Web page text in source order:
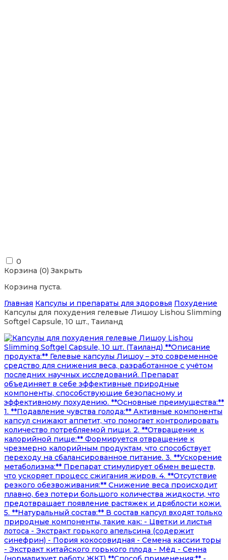
0
Корзина (0) Закрыть
Корзина пуста.
Главная Капсулы и препараты для здоровья Похудение
Капсулы для похудения гелевые Лишоу Lishou Slimming
Softgel Capsule, 10 шт., Таиланд